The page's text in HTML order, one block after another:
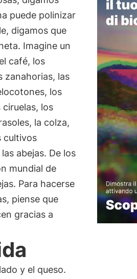
puede polinizar
digamos que
Imagine un
café, los
zanahorias, las
los
ciruelas, los
la colza,
cultivos
abejas. De los
mundial de
Para hacerse
piense que
gracias a
y el queso.